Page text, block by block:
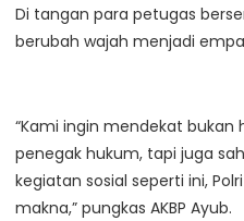
Di tangan para petugas
berubah wajah menjadi
“Kami ingin mendekat bukan
penegak hukum, tapi juga
kegiatan sosial seperti ini,
makna,” pungkas AKBP Ayub.